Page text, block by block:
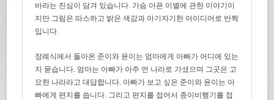
바라는 진심이 담겨 있습니다. 가슴 아픈 이별에 관한 이야기이
지만 그림은 따스하고 밝은 색감과 아기자기한 아이디어로 반짝
입니다.
장례식에서 돌아온 준이와 윤이는 엄마에게 아빠가 어디에 있는
지 묻습니다. 엄마는 아빠가 아주 먼 나라로 가셨으며 그곳은 고
요한 나라라고 대답합니다. 아빠가 보고 싶은 준이와 윤이는 아
빠에게 편지를 씁니다. 그리고 편지를 접어서 종이비행기를 접